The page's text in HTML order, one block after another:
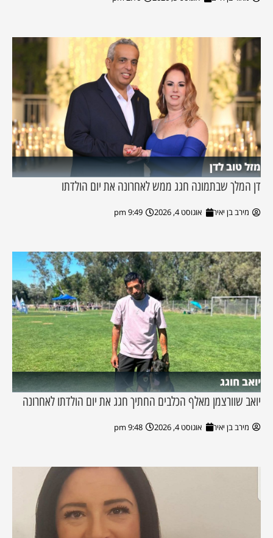
מזל טוב לדן
דן המלך שבתמונה חגג ממש לאחרונה את יום הולדתו
מירב בן יאיר אוגוסט 4, 2026 9:49 pm
יואב חוגג
יואב שוורצמן מאלף הכלבים החתיך חגג את יום הולדתו לאחרונה
מירב בן יאיר אוגוסט 4, 2026 9:48 pm